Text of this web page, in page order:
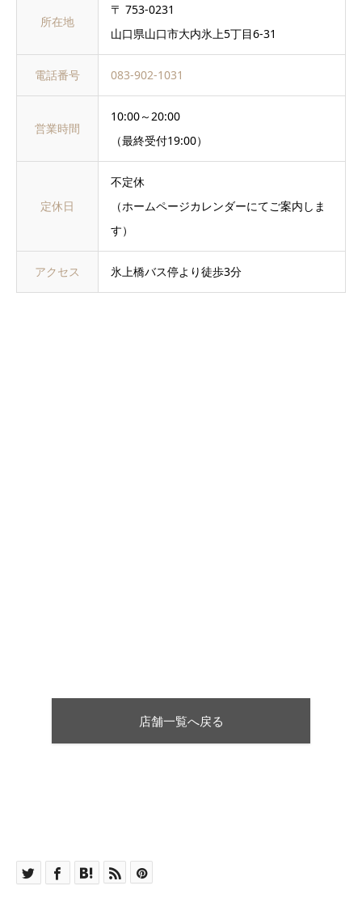
所在地
〒 753-0231
山口県山口市大内氷上5丁目6-31
電話番号 083-902-1031
営業時間
10:00～20:00
（最終受付19:00）
定休日
不定休
（ホームページカレンダーにてご案内しま
す）
アクセス 氷上橋バス停より徒歩3分
店舗一覧へ戻る